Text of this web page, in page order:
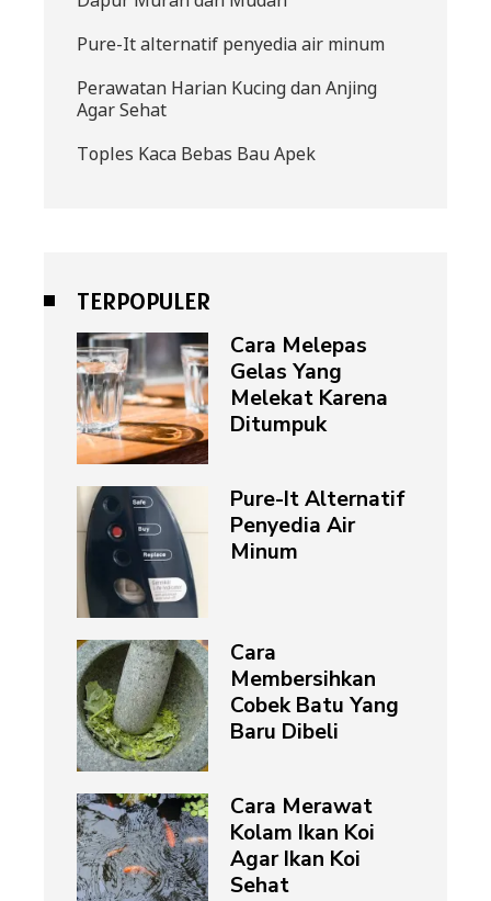
Pure-It alternatif penyedia air minum
Perawatan Harian Kucing dan Anjing
Agar Sehat
Toples Kaca Bebas Bau Apek
TERPOPULER
Cara Melepas
Gelas Yang
Melekat Karena
Ditumpuk
Pure-It Alternatif
Penyedia Air
Minum
Cara
Membersihkan
Cobek Batu Yang
Baru Dibeli
Cara Merawat
Kolam Ikan Koi
Agar Ikan Koi
Sehat